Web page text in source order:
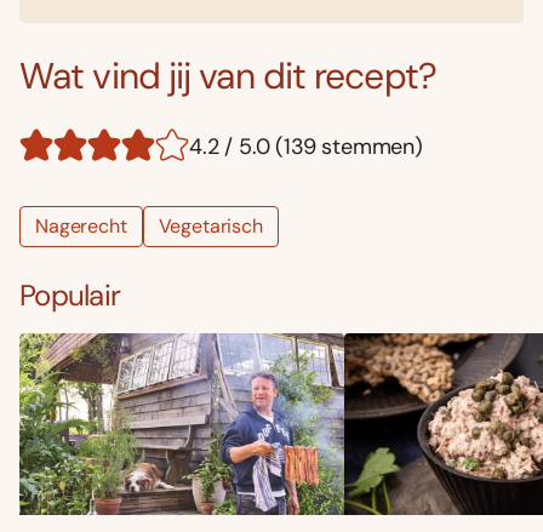
Wat vind jij van dit recept?
4.2 / 5.0 (139 stemmen)
Nagerecht Vegetarisch
Populair